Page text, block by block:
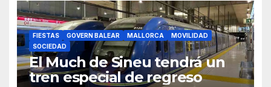
FIESTAS GOVERN BALEAR MALLORCA
MOVILIDAD
SOCIEDAD
El Much de Sineu tendrá un
tren especial de regreso